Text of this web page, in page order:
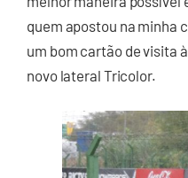
quem apostou na minha
um bom cartão de visita
novo lateral Tricolor.